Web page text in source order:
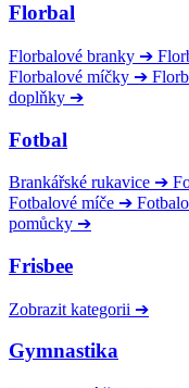
Florbal
Florbalové branky ➔
Florbalové míčky ➔
doplňky ➔
Fotbal
Brankářské rukavice ➔
Fotbalové míče ➔
pomůcky ➔
Frisbee
Zobrazit kategorii ➔
Gymnastika